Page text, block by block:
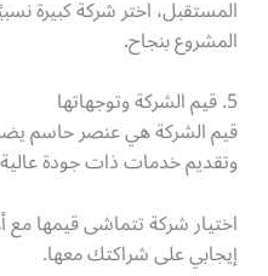
المستقبل، اختر شركة كبيرة
المشروع بنجاح.
5. قيم الشركة وتوجهاتها
قيم الشركة هي عنصر حاسم
وتقديم خدمات ذات جودة
اختيار شركة تتماشى قيمها
إيجابي على شراكتك معها.